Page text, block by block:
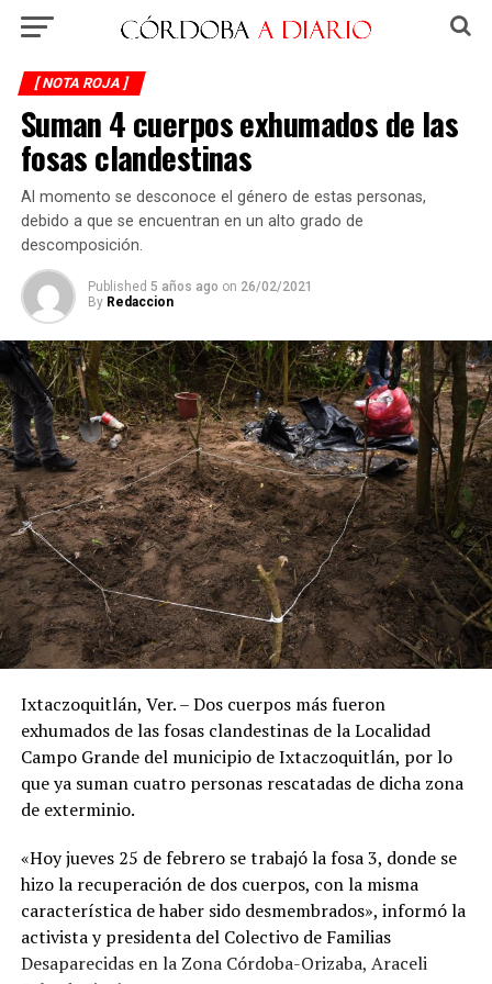
[ NOTA ROJA ]
Suman 4 cuerpos exhumados de las
fosas clandestinas
Al momento se desconoce el género de estas personas,
debido a que se encuentran en un alto grado de
descomposición.
Published 5 años ago on 26/02/2021
By Redaccion
Ixtaczoquitlán, Ver. – Dos cuerpos más fueron
exhumados de las fosas clandestinas de la Localidad
Campo Grande del municipio de Ixtaczoquitlán, por lo
que ya suman cuatro personas rescatadas de dicha zona
de exterminio.
«Hoy jueves 25 de febrero se trabajó la fosa 3, donde se
hizo la recuperación de dos cuerpos, con la misma
característica de haber sido desmembrados», informó la
activista y presidenta del Colectivo de Familias
Desaparecidas en la Zona Córdoba-Orizaba, Araceli